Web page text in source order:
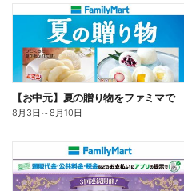
【お中元】夏の贈り物をファミマで
8月3日 ～8月10日